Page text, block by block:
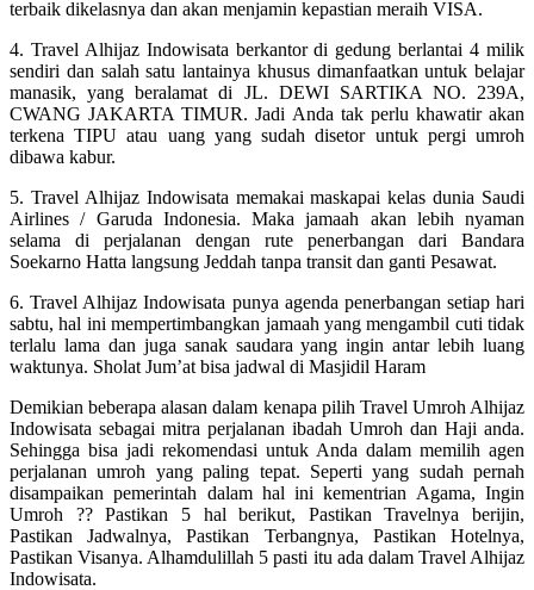
terbaik dikelasnya dan akan menjamin kepastian meraih VISA.
4. Travel Alhijaz Indowisata berkantor di gedung berlantai 4 milik
sendiri dan salah satu lantainya khusus dimanfaatkan untuk belajar
manasik, yang beralamat di JL. DEWI SARTIKA NO. 239A,
CWANG JAKARTA TIMUR. Jadi Anda tak perlu khawatir akan
terkena TIPU atau uang yang sudah disetor untuk pergi umroh
dibawa kabur.
5. Travel Alhijaz Indowisata memakai maskapai kelas dunia Saudi
Airlines / Garuda Indonesia. Maka jamaah akan lebih nyaman
selama di perjalanan dengan rute penerbangan dari Bandara
Soekarno Hatta langsung Jeddah tanpa transit dan ganti Pesawat.
6. Travel Alhijaz Indowisata punya agenda penerbangan setiap hari
sabtu, hal ini mempertimbangkan jamaah yang mengambil cuti tidak
terlalu lama dan juga sanak saudara yang ingin antar lebih luang
waktunya. Sholat Jum’at bisa jadwal di Masjidil Haram
Demikian beberapa alasan dalam kenapa pilih Travel Umroh Alhijaz
Indowisata sebagai mitra perjalanan ibadah Umroh dan Haji anda.
Sehingga bisa jadi rekomendasi untuk Anda dalam memilih agen
perjalanan umroh yang paling tepat. Seperti yang sudah pernah
disampaikan pemerintah dalam hal ini kementrian Agama, Ingin
Umroh ?? Pastikan 5 hal berikut, Pastikan Travelnya berijin,
Pastikan Jadwalnya, Pastikan Terbangnya, Pastikan Hotelnya,
Pastikan Visanya. Alhamdulillah 5 pasti itu ada dalam Travel Alhijaz
Indowisata.